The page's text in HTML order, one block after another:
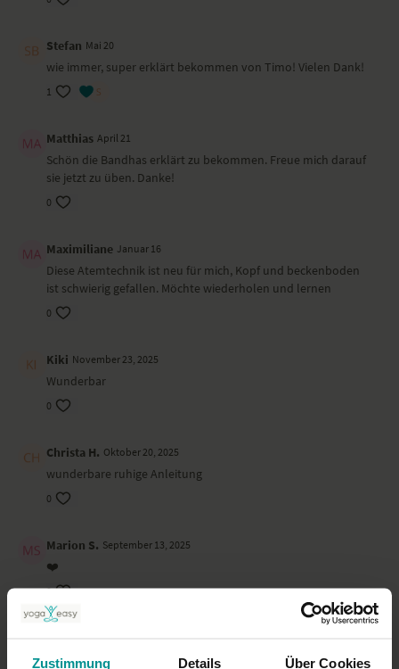
Zustimmung Details Über Cookies
deines Atems auf deinen Körper und Geist kennen.
Ort und Ausstattung
Stefan Mai 20
wie immer, super erklärt bekommen von Timo! Vielen Dank!
1
Matthias April 21
Schön die Bandhas erklärt zu bekommen. Freue mich darauf
sie jetzt zu üben. Danke!
0
Maximiliane Januar 16
Diese Atemtechnik ist neu für mich, Kopf und beckenboden
ist schwierig gefallen. Möchte wiederholen und lernen
0
Kiki November 23, 2025
Wunderbar
0
Christa H. Oktober 20, 2025
wunderbare ruhige Anleitung
0
Marion S. September 13, 2025
❤️
0
Unglaublich. Düse Ruhe, diese wunderbare Stimme und so